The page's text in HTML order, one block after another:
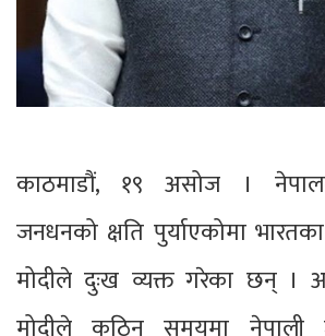
काठमाडौं, १९ असोज ।
जनधनको क्षति पुर्याएकोमा भारतका
मोदीले दुःख व्यक्त गरेका छन् ।